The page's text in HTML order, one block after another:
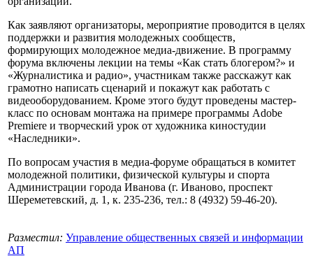
Как заявляют организаторы, мероприятие проводится в целях
поддержки и развития молодежных сообществ,
формирующих молодежное медиа-движение. В программу
форума включены лекции на темы «Как стать блогером?» и
«Журналистика и радио», участникам также расскажут как
грамотно написать сценарий и покажут как работать с
видеооборудованием. Кроме этого будут проведены мастер-
класс по основам монтажа на примере программы Adobe
Premiere и творческий урок от художника киностудии
«Наследники».
По вопросам участия в медиа-форуме обращаться в комитет
молодежной политики, физической культуры и спорта
Администрации города Иванова (г. Иваново, проспект
Шереметевский, д. 1, к. 235-236, тел.: 8 (4932) 59-46-20).
Разместил: Управление общественных связей и информации
АП